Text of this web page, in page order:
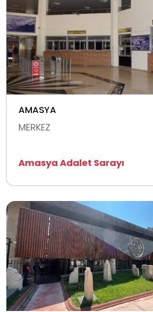
AMASYA
MERKEZ
Amasya Adalet Sarayı